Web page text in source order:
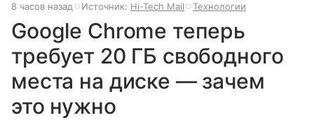
8 часов назад Источник: Hi-Tech Mail Технологии
Google Chrome теперь
требует 20 ГБ свободного
места на диске — зачем
это нужно